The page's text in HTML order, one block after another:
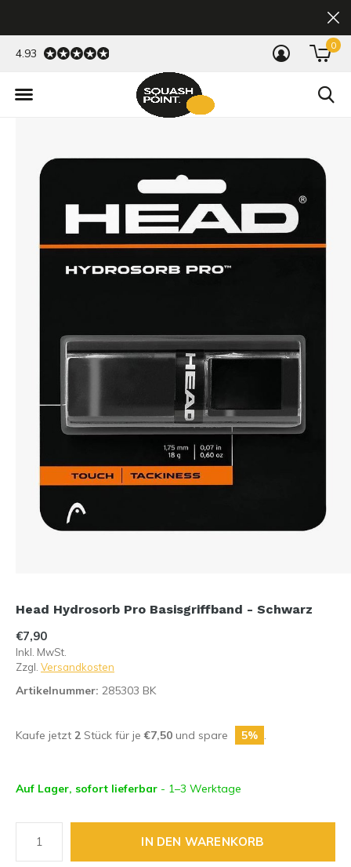
0
4.93
Head Hydrosorb Pro Basisgriffband - Schwarz
€7,90
Inkl. MwSt.
Zzgl. Versandkosten
Artikelnummer: 285303 BK
Kaufe jetzt 2 Stück für je€7,50 und spare 5% .
Auf Lager, sofort lieferbar - 1–3 Werktage
IN DEN WARENKORB